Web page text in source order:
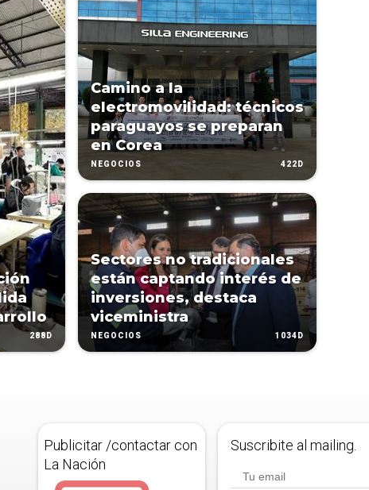
288D
Camino a la
electromovilidad: técnicos
paraguayos se preparan
en Corea
NEGOCIOS 422D
Sectores no tradicionales
están captando interés de
inversiones, destaca
viceministra
NEGOCIOS 1034D
Publicitar /contactar con
La Nación
Suscribite al mailing.